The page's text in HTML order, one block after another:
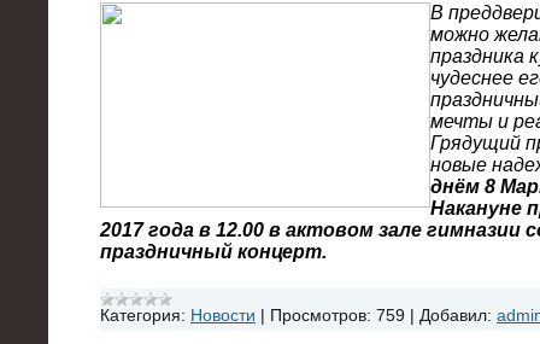
В
можно
праздника
чудеснее
мечты и
Грядущий
новые
днём 8
Накануне
2017 года в 12.00 в актовом зале гимназии
праздничный концерт.
Категория: Новости | Просмотров: 759 | Добавил: